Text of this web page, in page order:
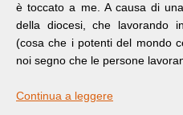
è toccato a me. A causa di
della diocesi, che lavorando
(cosa che i potenti del mondo
noi segno che le persone
Continua a leggere